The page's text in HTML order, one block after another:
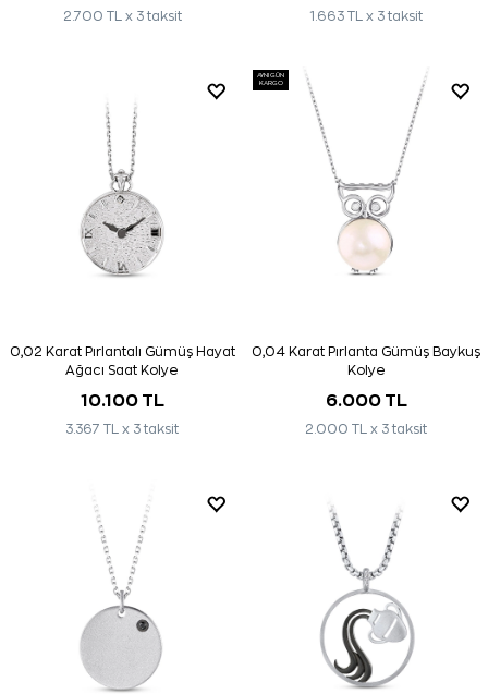
2.700 TL x 3 taksit 1.663 TL x 3 taksit
0,02 Karat Pırlantalı Gümüş Hayat
Ağacı Saat Kolye
10.100 TL
3.367 TL x 3 taksit
AYNI GÜN
KARGO
0,04 Karat Pırlanta Gümüş Baykuş
Kolye
6.000 TL
2.000 TL x 3 taksit